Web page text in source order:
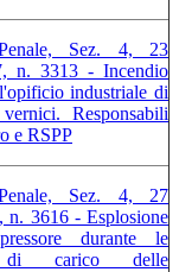
Sez. 4, 23
n. 3313 - Incendio
industriale di
Responsabili
e RSPP
Sez. 4, 27
n. 3616 - Esplosione
durante le
di carico delle